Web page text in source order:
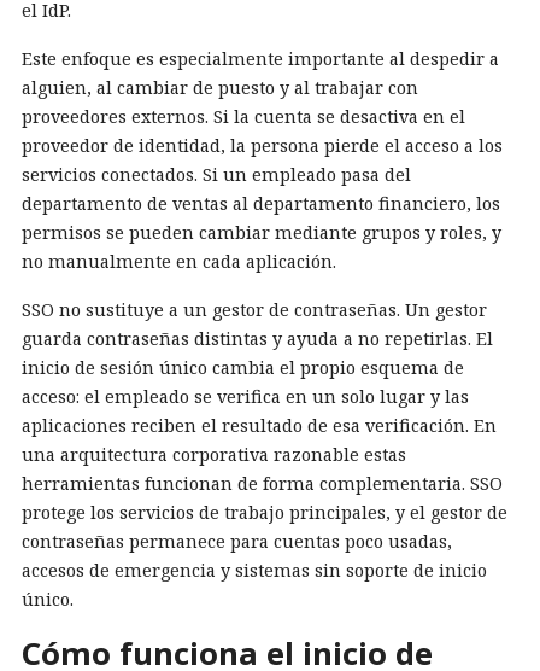
el IdP.
Este enfoque es especialmente importante al despedir a
alguien, al cambiar de puesto y al trabajar con
proveedores externos. Si la cuenta se desactiva en el
proveedor de identidad, la persona pierde el acceso a los
servicios conectados. Si un empleado pasa del
departamento de ventas al departamento financiero, los
permisos se pueden cambiar mediante grupos y roles, y
no manualmente en cada aplicación.
SSO no sustituye a un gestor de contraseñas. Un gestor
guarda contraseñas distintas y ayuda a no repetirlas. El
inicio de sesión único cambia el propio esquema de
acceso: el empleado se verifica en un solo lugar y las
aplicaciones reciben el resultado de esa verificación. En
una arquitectura corporativa razonable estas
herramientas funcionan de forma complementaria. SSO
protege los servicios de trabajo principales, y el gestor de
contraseñas permanece para cuentas poco usadas,
accesos de emergencia y sistemas sin soporte de inicio
único.
Cómo funciona el inicio de